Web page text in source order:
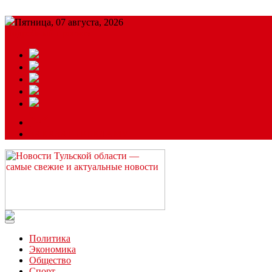
Пятница, 07 августа, 2026
Читайте последние новости дня в Тульской области на сайте
Политика
Экономика
Общество